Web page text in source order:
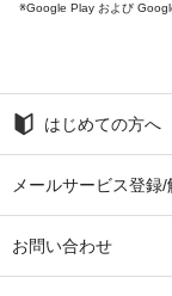
Google Play および
はじめての方へ
メールサービス登録/
お問い合わせ